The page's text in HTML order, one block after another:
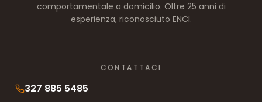
comportamentale a domicilio. Oltre 25 anni di
esperienza, riconosciuto ENCI.
CONTATTACI
327 885 5485